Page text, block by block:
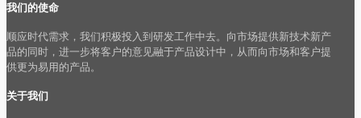
我们的使命
顺应时代需求，我们积极投入到研发工作中去。向市场提供新技术新产
品的同时，进一步将客户的意见融于产品设计中，从而向市场和客户提
供更为易用的产品。
关于我们